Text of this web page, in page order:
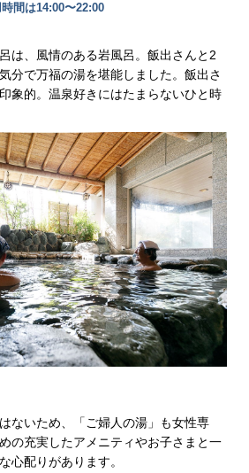
間は14:00〜22:00
は、風情のある岩風呂。飯出さんと2
分で万福の湯を堪能しました。飯出さ
象的。温泉好きにはたまらないひと時
ないため、「ご婦人の湯」も女性専
の充実したアメニティやお子さまと一
心配りがあります。